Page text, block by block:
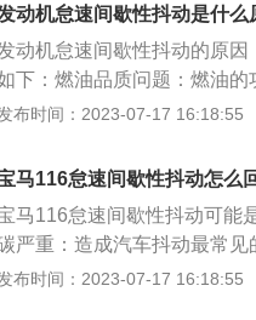
次；3、也可能是发动机进气
，泄露就会让不该进入的
，最终导致发动机出现间
进气管，定期进行车辆保养
严重，建议更换喷油器；5
动机积碳问题，影响了气体
度不适当，也使得燃烧不
得不精确；解决办法：建议
动机怠速间歇性抖动是什么
动机怠速间歇性抖动的原
下：燃油品质问题：燃油
定数量的、清洁的、雾化良
题严重：发动机积碳问题一
油，还可以购买市面上有的除
布时间：2023-07-17 16:18:55
马116怠速间歇性抖动怎么
马116怠速间歇性抖动可能
严重：造成汽车抖动最常
内部的积碳过多时，冷启动
布时间：2023-07-17 16:18:55